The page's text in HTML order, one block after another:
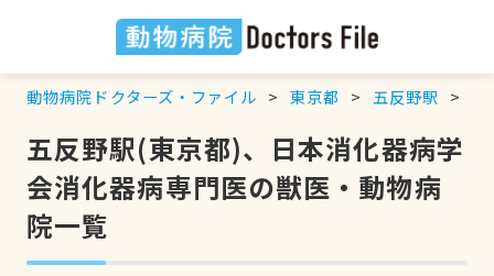
動物病院ドクターズ・ファイル 東京都 五反野駅
五反野駅(東京都)、日本消化器病学
会消化器病専門医の獣医・動物病
院一覧